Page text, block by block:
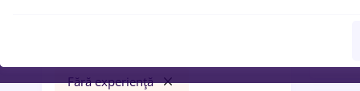
Fără experiență